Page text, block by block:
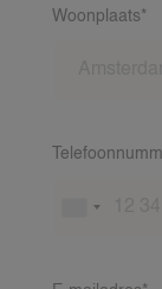
Woonplaats*